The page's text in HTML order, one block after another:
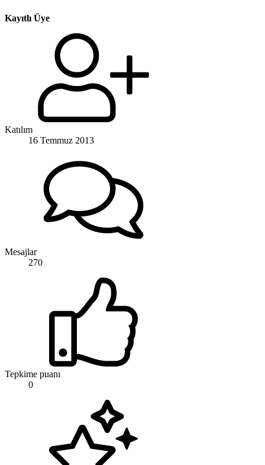
Kayıtlı Üye
Katılım
16 Temmuz 2013
Mesajlar
270
Tepkime puanı
0